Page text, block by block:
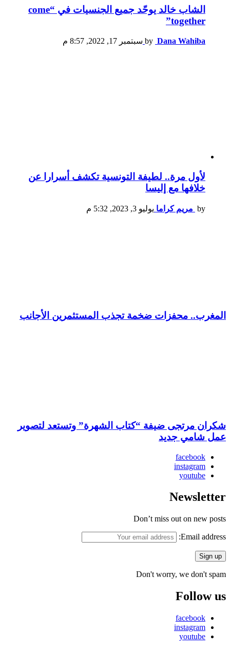
الشاب خالد يوحّد جميع الجنسيات في “come
together”
by Dana Wahiba سبتمبر 17, 2022, 8:57 م
لأول مرة.. لطيفة التونسية تكشف أسرارا عن
خلافها مع إليسا
by مريم كراما يوليو 3, 2023, 5:32 م
المغرب.. محفزات ضخمة تجذب المستثمرين الأجانب
شكران مرتجى ضيفة “كتاب الشهرة” وتستعد لتصوير
عمل شامي جديد
facebook
instagram
youtube
Newsletter
Don’t miss out on new posts
Email address:
Don't worry, we don't spam
Follow us
facebook
instagram
youtube